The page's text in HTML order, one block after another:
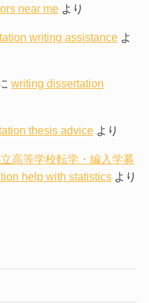
near meより
writing assistanceよ
writing dissertation
thesis adviceより
高等学校転学・編入学募
help with statisticsより